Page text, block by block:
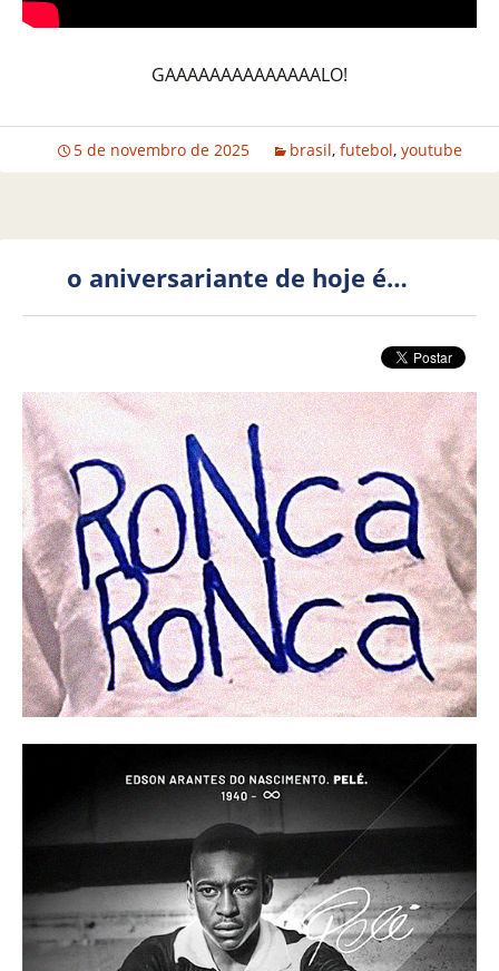
GAAAAAAAAAAAAAALO!
5 de novembro de 2025 brasil, futebol, youtube
o aniversariante de hoje é…